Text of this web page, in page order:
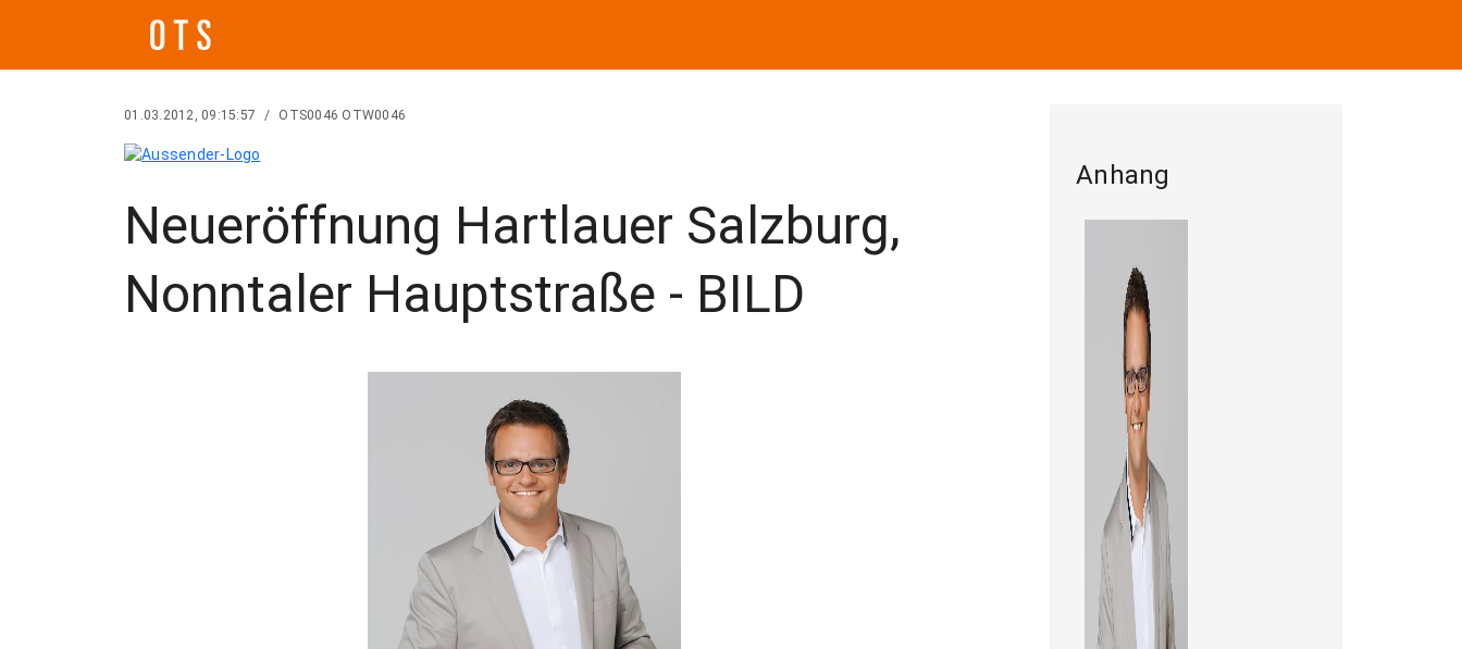
01.03.2012, 09:15:57 / OTS0046 OTW0046
Neueröffnung Hartlauer Salzburg,
Nonntaler Hauptstraße - BILD
Anhang